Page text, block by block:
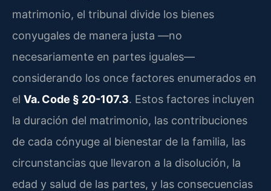
matrimonio, el tribunal divide los bienes
conyugales de manera justa —no
necesariamente en partes iguales—
considerando los once factores enumerados en
el Va. Code § 20-107.3. Estos factores incluyen
la duración del matrimonio, las contribuciones
de cada cónyuge al bienestar de la familia, las
circunstancias que llevaron a la disolución, la
edad y salud de las partes, y las consecuencias